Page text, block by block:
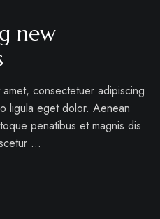
new
consectetuer adipiscing
ligula eget dolor. Aenean
penatibus et magnis dis
…